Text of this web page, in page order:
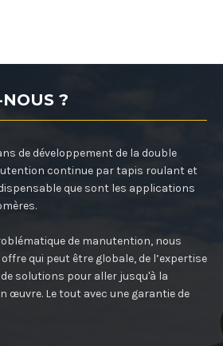
?
de développement de la double
continue par tapis roulant et
que sont les applications
de manutention, nous
qui peut être globale, de l’expertise
solutions pour aller jusqu'à la
œuvre. Le tout avec une garantie de